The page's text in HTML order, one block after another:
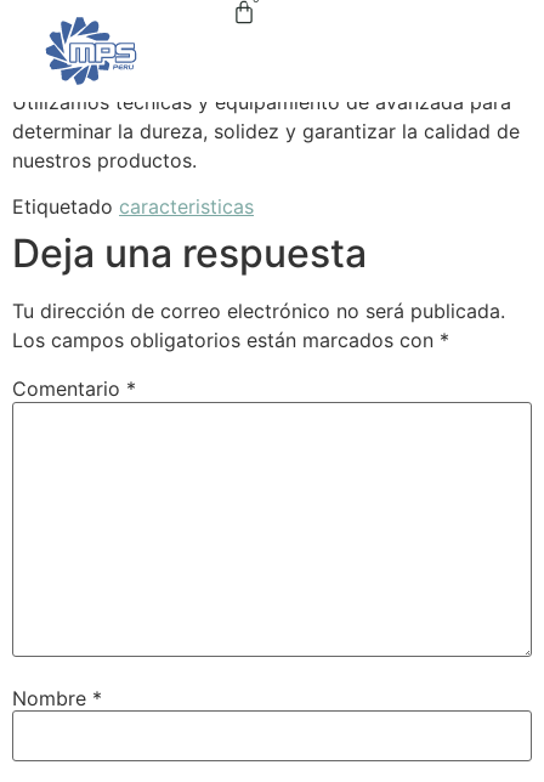
Control de Calidad
Utilizamos técnicas y equipamiento de avanzada para
determinar la dureza, solidez y garantizar la calidad de
nuestros productos.
Etiquetado caracteristicas
Deja una respuesta
Tu dirección de correo electrónico no será publicada.
Los campos obligatorios están marcados con *
Comentario *
Nombre *